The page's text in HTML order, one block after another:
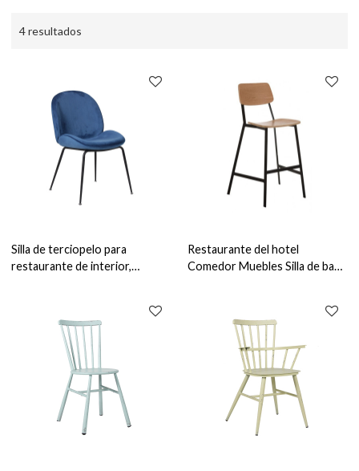
4 resultados
Silla de terciopelo para
restaurante de interior,
moderna de tela
Restaurante del hotel
Comedor Muebles Silla de bar